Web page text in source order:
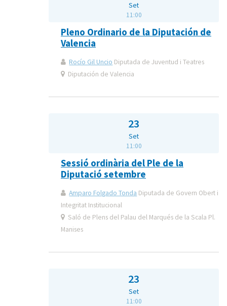
Set
11:00
Pleno Ordinario de la Diputación de
Valencia
Rocío Gil Uncio Diputada de Juventud i Teatres
Diputación de Valencia
23
Set
11:00
Sessió ordinària del Ple de la
Diputació setembre
Amparo Folgado Tonda Diputada de Govern Obert i
Integritat Institucional
Saló de Plens del Palau del Marqués de la Scala Pl.
Manises
23
Set
11:00